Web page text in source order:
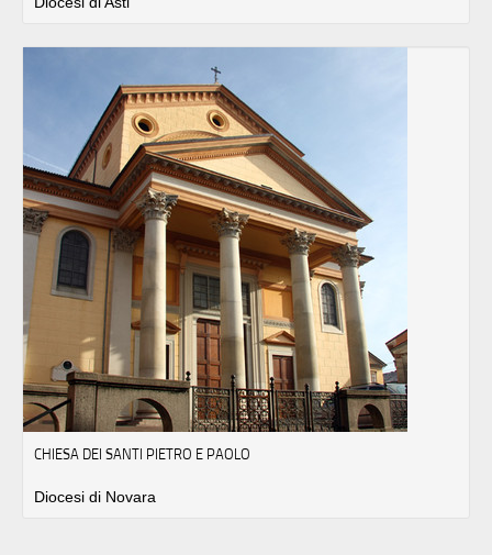
CHIESA DEI SANTI PIETRO E PAOLO
Diocesi di Novara